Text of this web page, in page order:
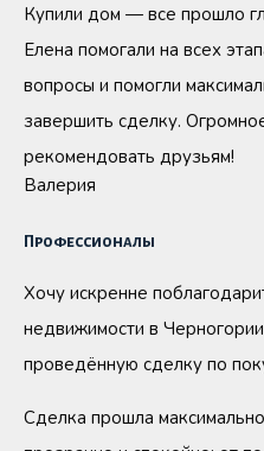
Купили дом — все прошло
Елена помогали на всех
вопросы и помогли
завершить сделку.
рекомендовать друзьям!
Валерия
Профессионалы
Хочу искренне
недвижимости в
проведённую сделку по
Сделка прошла